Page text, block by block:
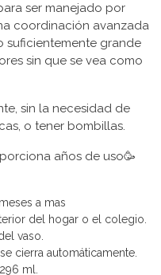
ser manejado por
coordinación avanzada
suficientemente grande
sin que se vea como
sin la necesidad de
o tener bombillas.
años de uso🥳
a mas
del hogar o el colegio.
vaso.
cierra automáticamente.
ml.